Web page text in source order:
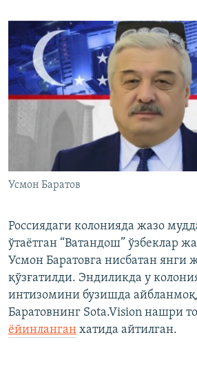
Усмон Баратов
Россиядаги колонияда жазо
ўтаётган “Ватандош” ўзбеклар
Усмон Баратовга нисбатан янги
қўзғатилди. Эндиликда у
интизомини бузишда
Баратовнинг Sota.Vision нашри
ёйинланган хатида айтилган.